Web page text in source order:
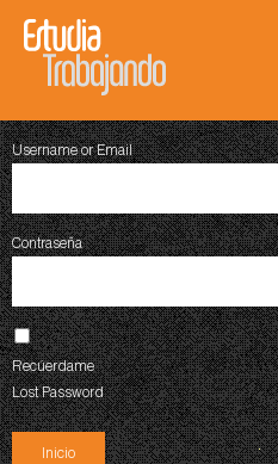
Username or Email
Contraseña
Recúerdame
Lost Password